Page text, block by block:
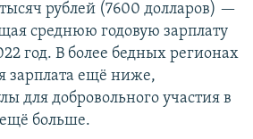
рублей (7600 долларов) —
среднюю годовую зарплату
год. В более бедных регионах
зарплата ещё ниже,
для добровольного участия в
больше.